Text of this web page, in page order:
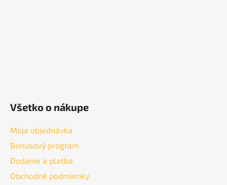
Všetko o nákupe
Moja objednávka
Bonusový program
Dodanie a platba
Obchodné podmienky